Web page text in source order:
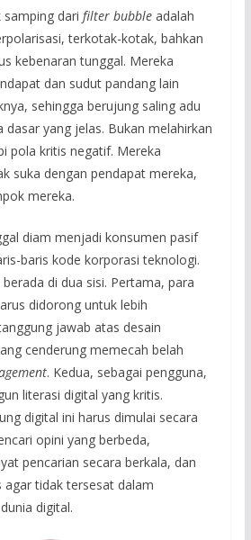
samping dari filter bubbleadalah
terkotak-kotak, bahkan
kebenaran tunggal. Mereka
dan sudut pandang lain
sehingga berujung saling adu
dasar yang jelas. Bukan melahirkan
pola kritis negatif. Mereka
suka dengan pendapat mereka,
mereka.
diam menjadi konsumen pasif
baris kode korporasi teknologi.
di dua sisi. Pertama, para
didorong untuk lebih
jawab atas desain
cenderung memecah belah
. Kedua, sebagai pengguna,
literasi digital yang kritis.
digital ini harus dimulai secara
opini yang berbeda,
pencarian secara berkala, dan
tidak tersesat dalam
digital.